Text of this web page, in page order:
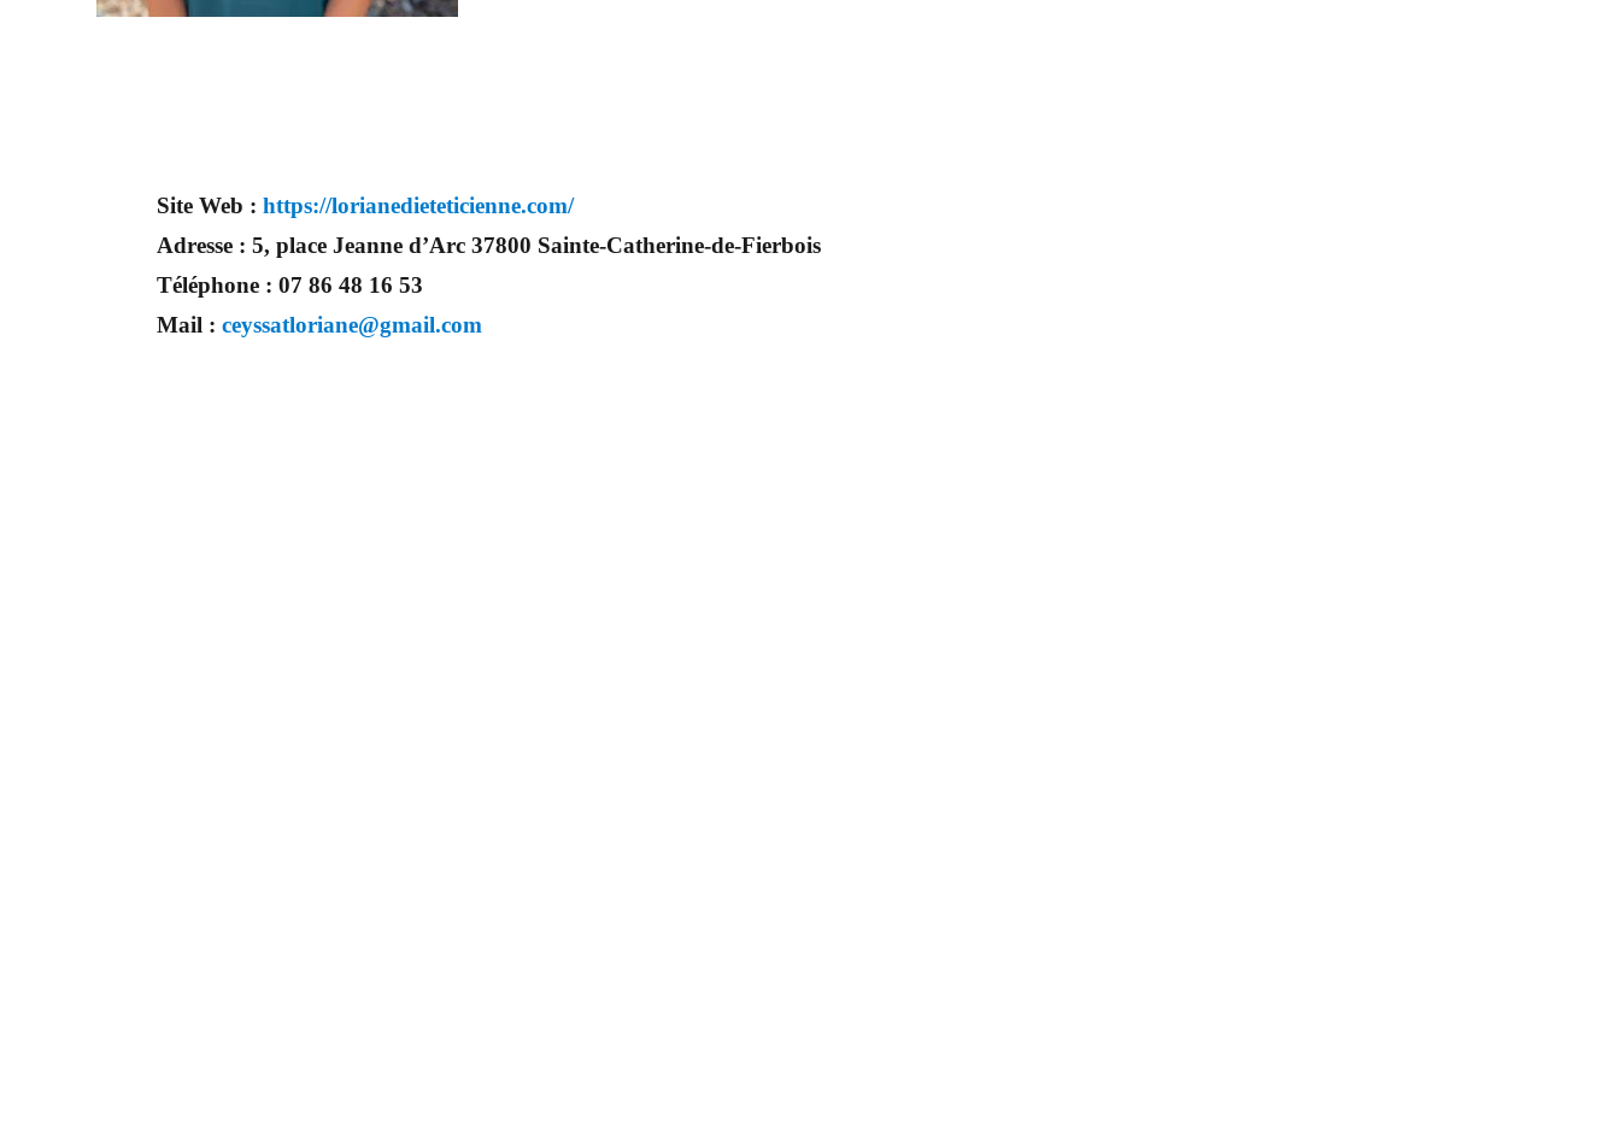
Site Web :https://lorianedieteticienne.com/
Adresse :5, place Jeanne d’Arc 37800 Sainte-Catherine-de-Fierbois
Téléphone :07 86 48 16 53
Mail :ceyssatloriane@gmail.com